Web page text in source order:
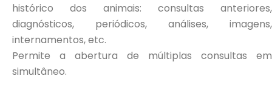
histórico dos animais: consultas anteriores,
diagnósticos, periódicos, análises, imagens,
internamentos, etc.
Permite a abertura de múltiplas consultas em
simultâneo.